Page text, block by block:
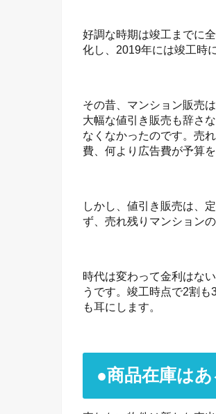
好調な時期は竣工までに
化し、2019年には竣工時
その昔、マンション販売
大幅な値引き販売も辞さ
なくなかったのです。売
費、何より広告費が予算
しかし、値引き販売は、
ず、売れ残りマンション
時代は変わって金利はな
うです。竣工時点で2割
も耳にします。
●商品在庫は